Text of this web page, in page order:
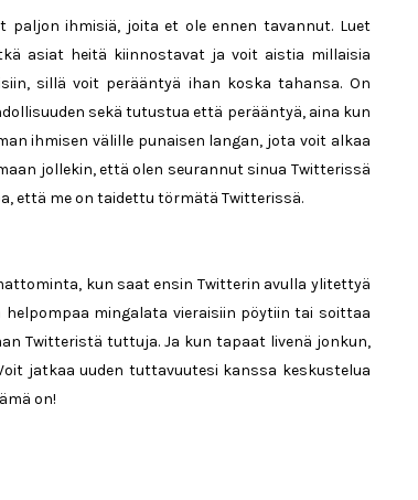
ihmisiä, joita et ole ennen tavannut. Luet
asiat heitä kiinnostavat ja voit aistia millaisia
sillä voit perääntyä ihan koska tahansa. On
sekä tutustua että perääntyä, aina kun
ihmisen välille punaisen langan, jota voit alkaa
jollekin, että olen seurannut sinua Twitterissä
että me on taidettu törmätä Twitterissä.
kun saat ensin Twitterin avulla ylitettyä
mingalata vieraisiin pöytiin tai soittaa
Twitteristä tuttuja. Ja kun tapaat livenä jonkun,
jatkaa uuden tuttavuutesi kanssa keskustelua
on!